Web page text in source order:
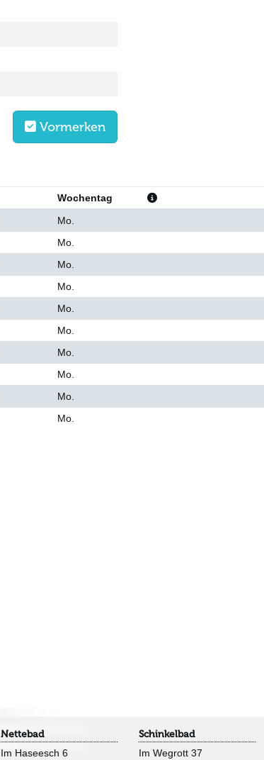
Vormerken
Wochentag
Mo.
Mo.
Mo.
Mo.
Mo.
Mo.
Mo.
Mo.
Mo.
Mo.
Nettebad
Im Haseesch 6
Schinkelbad
Im Wegrott 37